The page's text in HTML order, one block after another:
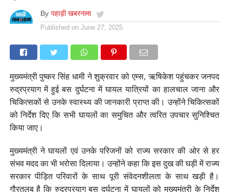
By पहाड़ी खबरनामा
Published on June 27, 2025
मुख्यमंत्री पुष्कर सिंह धामी ने शुक्रवार को एम्स, ऋषिकेश पहुंचकर जनपद
रुद्रप्रयाग में हुई बस दुर्घटना में घायल यात्रियों का हालचाल जाना और
चिकित्सकों से उनके स्वास्थ्य की जानकारी प्राप्त की। उन्होंने चिकित्सकों
को निर्देश दिए कि सभी घायलों का समुचित और त्वरित उपचार सुनिश्चित
किया जाए।
मुख्यमंत्री ने घायलों एवं उनके परिजनों को राज्य सरकार की ओर से हर
संभव मदद का भी भरोसा दिलाया। उन्होंने कहा कि इस दुख की घड़ी में राज्य
सरकार पीड़ित परिवारों के साथ पूरी संवेदनशीलता के साथ खड़ी है।
गौरतलब है कि रुद्रप्रयाग बस दुर्घटना में घायलों को मुख्यमंत्री के निर्देश